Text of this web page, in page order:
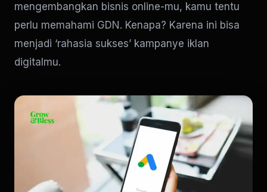
mengembangkan bisnis online-mu, kamu tentu
perlu memahami GDN. Kenapa? Karena ini bisa
menjadi ‘rahasia sukses’ kampanye iklan
digitalmu.